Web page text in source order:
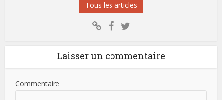
Tous les articles
Laisser un commentaire
Commentaire